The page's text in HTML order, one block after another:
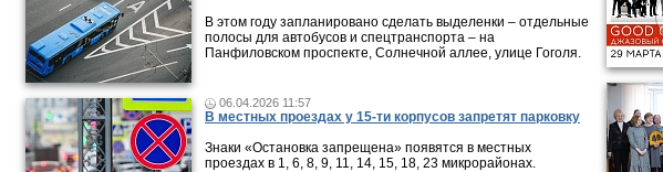
В этом году запланировано сделать выделенки – отдельные
полосы для автобусов и спецтранспорта – на
Панфиловском проспекте, Солнечной аллее, улице Гоголя.
06.04.2026 11:57
В местных проездах у 15-ти корпусов запретят парковку
Знаки «Остановка запрещена» появятся в местных
проездах в 1, 6, 8, 9, 11, 14, 15, 18, 23 микрорайонах.